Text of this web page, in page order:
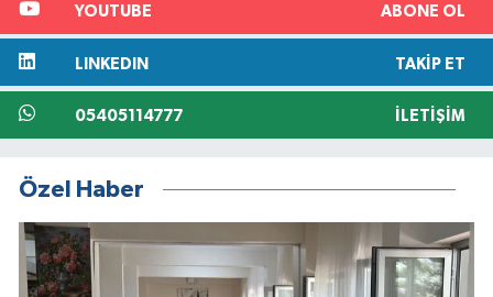
YOUTUBE ABONE OL
LINKEDIN TAKIP ET
05405114777 İLETIŞIM
Özel Haber